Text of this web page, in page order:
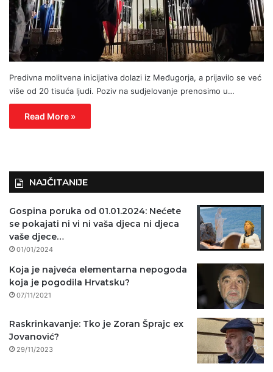
Predivna molitvena inicijativa dolazi iz Međugorja, a prijavilo se već
više od 20 tisuća ljudi. Poziv na sudjelovanje prenosimo u…
Read More »
NAJČITANIJE
Gospina poruka od 01.01.2024: Nećete
se pokajati ni vi ni vaša djeca ni djeca
vaše djece…
01/01/2024
Koja je najveća elementarna nepogoda
koja je pogodila Hrvatsku?
07/11/2021
Raskrinkavanje: Tko je Zoran Šprajc ex
Jovanović?
29/11/2023